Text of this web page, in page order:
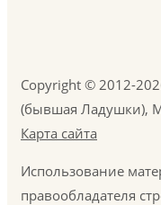
Copyright © 2012-
(бывшая Ладушки),
Карта сайта
Использование
правообладателя